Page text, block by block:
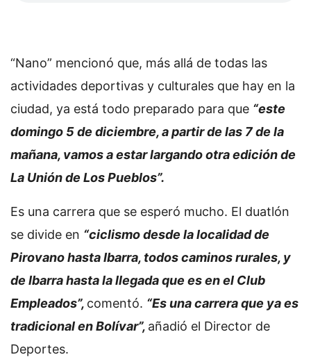
“Nano” mencionó que, más allá de todas las
actividades deportivas y culturales que hay en la
ciudad, ya está todo preparado para que “este
domingo 5 de diciembre, a partir de las 7 de la
mañana, vamos a estar largando otra edición de
La Unión de Los Pueblos”.
Es una carrera que se esperó mucho. El duatlón
se divide en “ciclismo desde la localidad de
Pirovano hasta Ibarra, todos caminos rurales, y
de Ibarra hasta la llegada que es en el Club
Empleados”, comentó. “Es una carrera que ya es
tradicional en Bolívar”, añadió el Director de
Deportes.